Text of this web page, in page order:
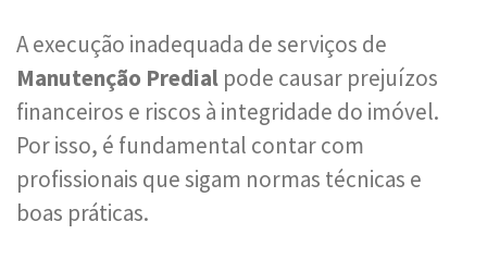
A execução inadequada de serviços de
Manutenção Predial pode causar prejuízos
financeiros e riscos à integridade do imóvel.
Por isso, é fundamental contar com
profissionais que sigam normas técnicas e
boas práticas.